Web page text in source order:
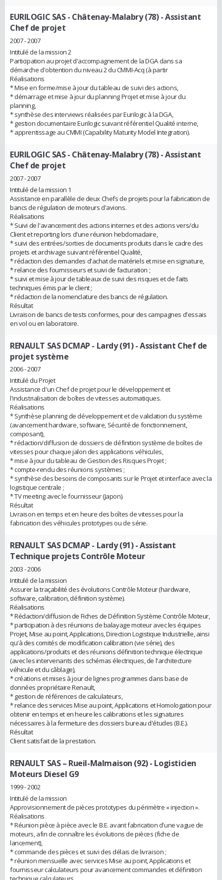
EURILOGIC SAS - Châtenay-Malabry (78)- Assistant
Chef de projet
2007 - 2007
Intitulé de la mission 2
Participation au projet d'accompagnement de la DGA dans sa
démarche d'obtention du niveau 2 du CMMI-Acq (à partir
Réalisations
* Mise en forme/mise à jour du tableau de suivi des actions,
* démarrage et mise à jour du planning Projet et mise à jour du
planning,
* synthèse des interviews réalisées par Eurilogic à la DGA,
* gestion documentaire Eurilogic suivant référentiel Qualité interne,
* apprentissage au CMMI (Capability Maturity Model Integration).
EURILOGIC SAS - Châtenay-Malabry (78)- Assistant
Chef de projet
2007 - 2007
Intitulé de la mission 1
Assistance en parallèle de deux Chefs de projets pour la fabrication de
bancs de régulation de moteurs d'avions.
Réalisations
* Suivi de l'avancement des actions internes et des actions vers/du
Client et reporting lors d'une réunion hebdomadaire,
* suivi des entrées/sorties de documents produits dans le cadre des
projets et archivage suivant référentiel Qualité,
* rédaction des demandes d'achat de matériels et mise en signature,
* relance des fournisseurs et suivi de facturation ;
* suivi et mise à jour de tableaux de suivi des risques et de faits
techniques émis par le client ;
* rédaction de la nomenclature des bancs de régulation.
Résultat
Livraison de bancs de tests conformes, pour des campagnes d'essais
en vol ou en laboratoire.
RENAULT SAS DCMAP - Lardy (91)- Assistant Chef de
projet système
2006 - 2007
Intitulé du Projet
Assistance d'un Chef de projet pour le développement et
l'industrialisation de boîtes de vitesses automatiques.
Réalisations
* Synthèse planning de développement et de validation du système
(avancement hardware, software, Sécurité de fonctionnement,
composant),
* rédaction/diffusion de dossiers de définition système de boîtes de
vitesses pour chaque jalon des applications véhicules,
* mise à jour du tableau de Gestion des Risques Projet ;
* compte-rendu des réunions systèmes ;
* synthèse des besoins de composants sur le Projet et interface avec la
logistique centrale ;
* TV meeting avec le fournisseur (Japon).
Résultat
Livraison en temps et en heure des boîtes de vitesses pour la
fabrication des véhicules prototypes ou de série.
RENAULT SAS DCMAP - Lardy (91)- Assistant
Technique projets Contrôle Moteur
2003 - 2006
Intitulé de la mission
Assurer la traçabilité des évolutions Contrôle Moteur (hardware,
software, calibration, définition système).
Réalisations
* Rédaction/diffusion de Fiches de Définition Système Contrôle Moteur,
* participation à des réunions de balayage moteur avec les équipes
Projet, Mise au point, Applications, Direction Logistique Industrielle, ainsi
qu'à des comités de modification calibration (vie série), des
applications/produits et des réunions définition technique électrique
(avec les intervenants des schémas électriques, de l'architecture
véhicule et du câblage),
* créations et mises à jour de lignes programmes dans base de
données propriétaire Renault,
* gestion de références de calculateurs,
* relance des services Mise au point, Applications et Homologation pour
obtenir en temps et en heure les calibrations et les signatures
nécessaires à la fermeture des dossiers bureau d'études (B.E.).
Résultat
Client satisfait de la prestation.
RENAULT SAS – Rueil-Malmaison (92)- Logisticien
Moteurs Diesel G9
1999 - 2002
Intitulé de la mission
Approvisionnement de pièces prototypes du périmètre « injection ».
Réalisations
* Réunion pièce à pièce avec le B.E. avant fabrication d'une vague de
moteurs, afin de connaître les évolutions de pièces (fiche de
lancement),
* commande des pièces et suivi des délais de livraison ;
* réunion mensuelle avec services Mise au point, Applications et
fournisseur calculateurs pour avancement commandes et définition